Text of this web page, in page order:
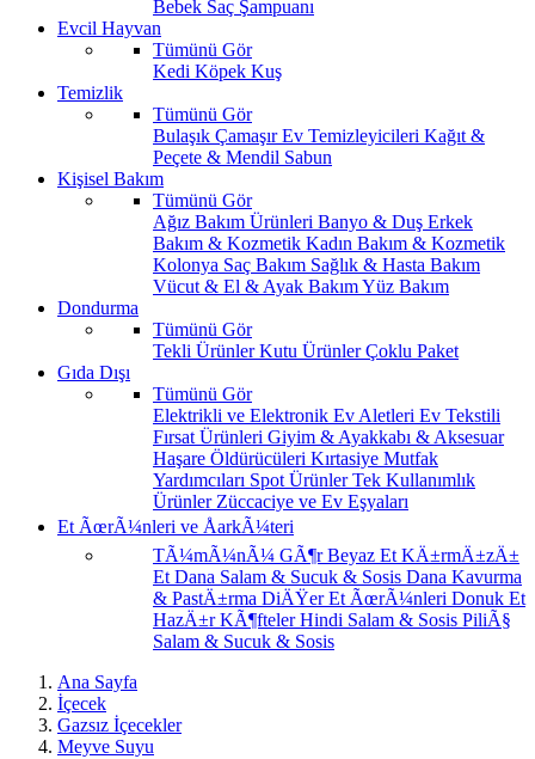
Bebek Saç Şampuanı
Evcil Hayvan
Tümünü Gör
Kedi Köpek Kuş
Temizlik
Tümünü Gör
Bulaşık ÇamaşırEv Temizleyicileri Kağıt &
Peçete & Mendil Sabun
Kişisel Bakım
Tümünü Gör
Ağız Bakım Ürünleri Banyo & Duş Erkek
Bakım & Kozmetik Kadın Bakım & Kozmetik
Kolonya Saç Bakım Sağlık & Hasta Bakım
Vücut & El & Ayak BakımYüz Bakım
Dondurma
Tümünü Gör
Tekli ÜrünlerKutu ÜrünlerÇoklu Paket
Gıda Dışı
Tümünü Gör
Elektrikli ve Elektronik Ev Aletleri Ev Tekstili
Fırsat Ürünleri Giyim & Ayakkabı & Aksesuar
Haşare Öldürücüleri Kırtasiye Mutfak
Yardımcıları Spot ÜrünlerTek Kullanımlık
Ürünler Züccaciye ve Ev Eşyaları
Et ÃœrÃ¼nleri ve ÅarkÃ¼teri
TÃ¼mÃ¼nÃ¼ GÃ¶rBeyaz Et KÄ±rmÄ±zÄ±
Et Dana Salam & Sucuk & Sosis Dana Kavurma
& PastÄ±rma DiÄŸer Et ÃœrÃ¼nleri Donuk Et
HazÄ±r KÃ¶ftelerHindi Salam & Sosis PiliÃ§
Salam & Sucuk & Sosis
Ana Sayfa
İçecek
Gazsız İçecekler
Meyve Suyu